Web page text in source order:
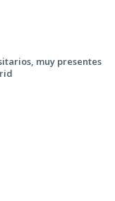
muy presentes